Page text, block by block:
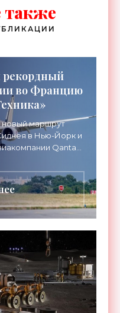
также
рекордный
во Францию
новый маршрут
в Нью-Йорк и
Qantas
до 24